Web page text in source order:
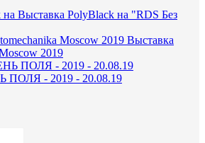
Выставка PolyBlack на "RDS Без
Выставка
2019
- 2019 - 20.08.19